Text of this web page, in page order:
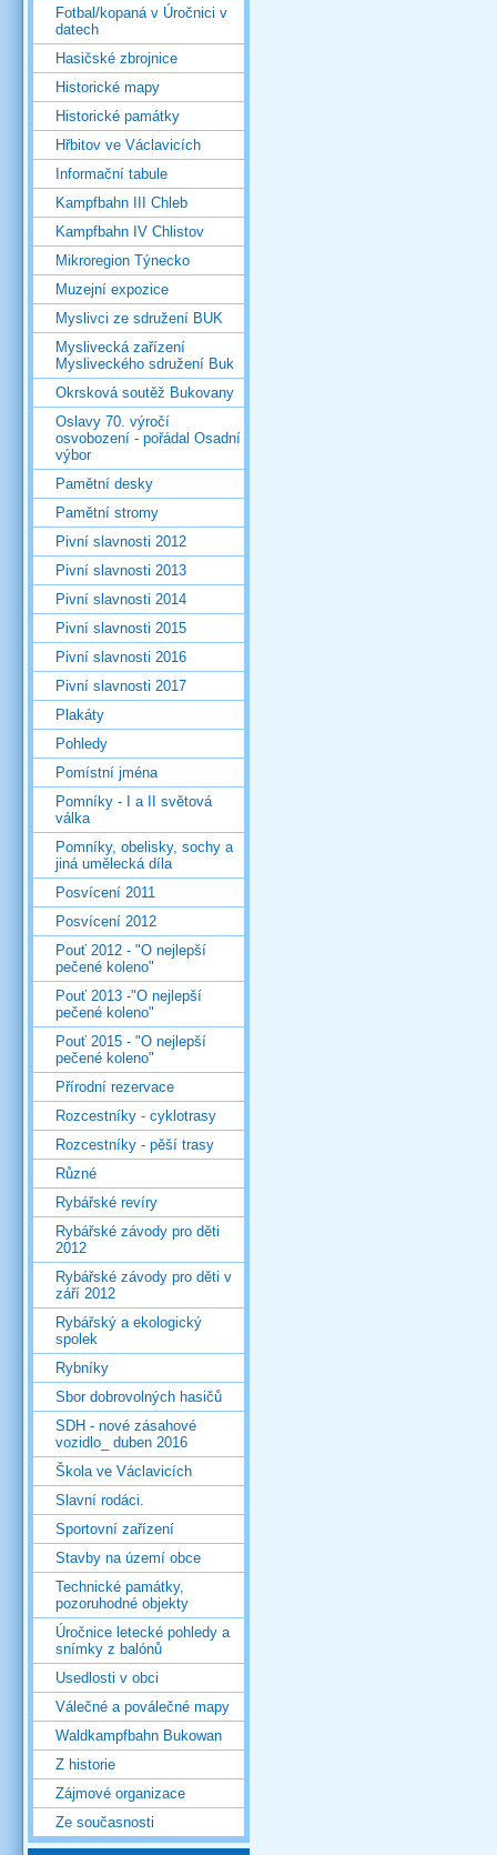
Fotbal/kopaná v Úročnici v
datech
Hasičské zbrojnice
Historické mapy
Historické památky
Hřbitov ve Václavicích
Informační tabule
Kampfbahn III Chleb
Kampfbahn IV Chlistov
Mikroregion Týnecko
Muzejní expozice
Myslivci ze sdružení BUK
Myslivecká zařízení
Mysliveckého sdružení Buk
Okrsková soutěž Bukovany
Oslavy 70. výročí
osvobození - pořádal Osadní
výbor
Pamětní desky
Pamětní stromy
Pivní slavnosti 2012
Pivní slavnosti 2013
Pivní slavnosti 2014
Pivní slavnosti 2015
Pivní slavnosti 2016
Pivní slavnosti 2017
Plakáty
Pohledy
Pomístní jména
Pomníky - I a II světová
válka
Pomníky, obelisky, sochy a
jiná umělecká díla
Posvícení 2011
Posvícení 2012
Pouť 2012 - "O nejlepší
pečené koleno"
Pouť 2013 -"O nejlepší
pečené koleno"
Pouť 2015 - "O nejlepší
pečené koleno"
Přírodní rezervace
Rozcestníky - cyklotrasy
Rozcestníky - pěší trasy
Různé
Rybářské revíry
Rybářské závody pro děti
2012
Rybářské závody pro děti v
září 2012
Rybářský a ekologický
spolek
Rybníky
Sbor dobrovolných hasičů
SDH - nové zásahové
vozidlo_ duben 2016
Škola ve Václavicích
Slavní rodáci.
Sportovní zařízení
Stavby na území obce
Technické památky,
pozoruhodné objekty
Úročnice letecké pohledy a
snímky z balónů
Usedlosti v obci
Válečné a poválečné mapy
Waldkampfbahn Bukowan
Z historie
Zájmové organizace
Ze současnosti